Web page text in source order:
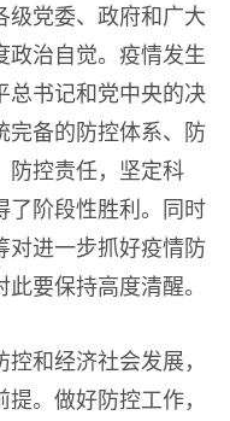
级党委、政府和广大
政治自觉。疫情发生
总书记和党中央的决
完备的防控体系、防
防控责任，坚定科
了阶段性胜利。同时
对进一步抓好疫情防
要保持高度清醒。
和经济社会发展，
。做好防控工作，